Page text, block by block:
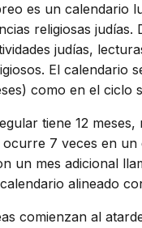
es un calendario
religiosas judías.
judías,
El calendario
como en el ciclo
tiene 12 meses,
7 veces en un
un mes adicional
alineado
comienzan al